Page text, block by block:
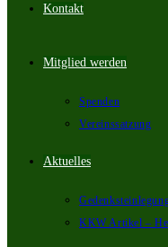
Kontakt
Mitglied werden
Spenden
Vereinssatzung
Aktuelles
KKW Artikel –